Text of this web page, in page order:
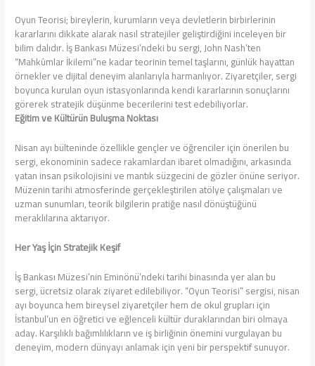
Oyun Teorisi; bireylerin, kurumların veya devletlerin birbirlerinin
kararlarını dikkate alarak nasıl stratejiler geliştirdiğini inceleyen bir
bilim dalıdır. İş Bankası Müzesi’ndeki bu sergi, John Nash’ten
“Mahkûmlar İkilemi”ne kadar teorinin temel taşlarını, günlük hayattan
örnekler ve dijital deneyim alanlarıyla harmanlıyor. Ziyaretçiler, sergi
boyunca kurulan oyun istasyonlarında kendi kararlarının sonuçlarını
görerek stratejik düşünme becerilerini test edebiliyorlar.
Eğitim ve Kültürün Buluşma Noktası
Nisan ayı bülteninde özellikle gençler ve öğrenciler için önerilen bu
sergi, ekonominin sadece rakamlardan ibaret olmadığını, arkasında
yatan insan psikolojisini ve mantık süzgecini de gözler önüne seriyor.
Müzenin tarihi atmosferinde gerçekleştirilen atölye çalışmaları ve
uzman sunumları, teorik bilgilerin pratiğe nasıl dönüştüğünü
meraklılarına aktarıyor.
Her Yaş İçin Stratejik Keşif
İş Bankası Müzesi’nin Eminönü’ndeki tarihi binasında yer alan bu
sergi, ücretsiz olarak ziyaret edilebiliyor. “Oyun Teorisi” sergisi, nisan
ayı boyunca hem bireysel ziyaretçiler hem de okul grupları için
İstanbul’un en öğretici ve eğlenceli kültür duraklarından biri olmaya
aday. Karşılıklı bağımlılıkların ve iş birliğinin önemini vurgulayan bu
deneyim, modern dünyayı anlamak için yeni bir perspektif sunuyor.